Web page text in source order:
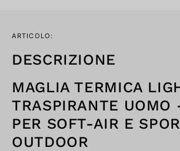
ARTICOLO:
DESCRIZIONE
MAGLIA TERMICA
TRASPIRANTE UOMO
PER SOFT-AIR E
OUTDOOR